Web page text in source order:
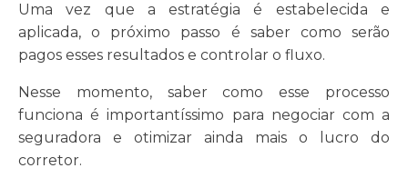
Uma vez que a estratégia é estabelecida e
aplicada, o próximo passo é saber como serão
pagos esses resultados e controlar o fluxo.
Nesse momento, saber como esse processo
funciona é importantíssimo para negociar com a
seguradora e otimizar ainda mais o lucro do
corretor.